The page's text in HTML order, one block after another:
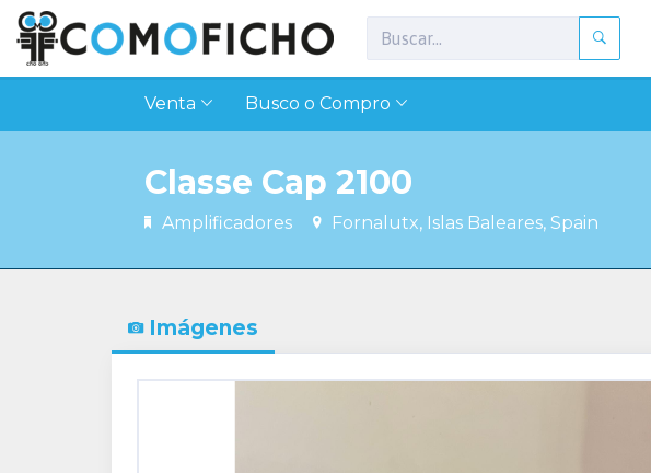
Venta Busco o Compro
Classe Cap 2100
Amplificadores Fornalutx, Islas Baleares, Spain
Imágenes